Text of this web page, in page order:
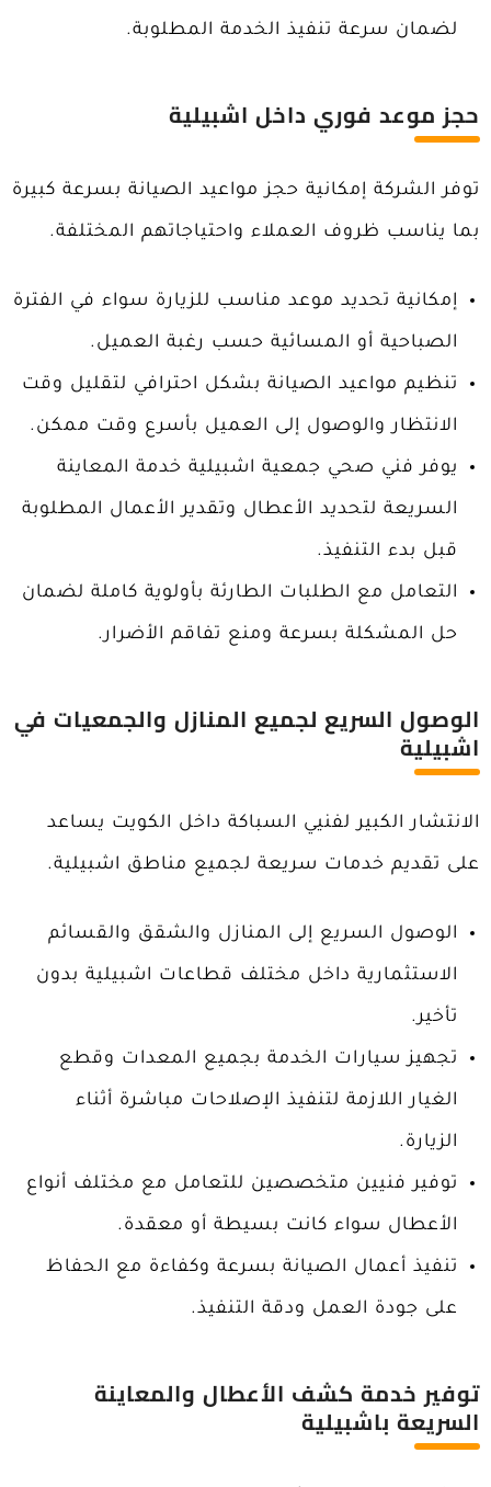
لضمان سرعة تنفيذ الخدمة المطلوبة.
حجز موعد فوري داخل اشبيلية
توفر الشركة إمكانية حجز مواعيد الصيانة بسرعة كبيرة
بما يناسب ظروف العملاء واحتياجاتهم المختلفة.
إمكانية تحديد موعد مناسب للزيارة سواء في الفترة
الصباحية أو المسائية حسب رغبة العميل.
تنظيم مواعيد الصيانة بشكل احترافي لتقليل وقت
الانتظار والوصول إلى العميل بأسرع وقت ممكن.
يوفر فني صحي جمعية اشبيلية خدمة المعاينة
السريعة لتحديد الأعطال وتقدير الأعمال المطلوبة
قبل بدء التنفيذ.
التعامل مع الطلبات الطارئة بأولوية كاملة لضمان
حل المشكلة بسرعة ومنع تفاقم الأضرار.
الوصول السريع لجميع المنازل والجمعيات في
اشبيلية
الانتشار الكبير لفنيي السباكة داخل الكويت يساعد
على تقديم خدمات سريعة لجميع مناطق اشبيلية.
الوصول السريع إلى المنازل والشقق والقسائم
الاستثمارية داخل مختلف قطاعات اشبيلية بدون
تأخير.
تجهيز سيارات الخدمة بجميع المعدات وقطع
الغيار اللازمة لتنفيذ الإصلاحات مباشرة أثناء
الزيارة.
توفير فنيين متخصصين للتعامل مع مختلف أنواع
الأعطال سواء كانت بسيطة أو معقدة.
تنفيذ أعمال الصيانة بسرعة وكفاءة مع الحفاظ
على جودة العمل ودقة التنفيذ.
توفير خدمة كشف الأعطال والمعاينة
السريعة باشبيلية